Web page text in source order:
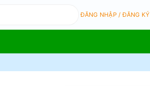
ĐĂNG NHẬP / ĐĂNG KÝ